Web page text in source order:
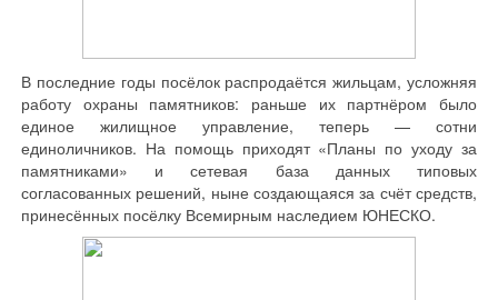
В последние годы посёлок распродаётся жильцам, усложняя
работу охраны памятников: раньше их партнёром было
единое жилищное управление, теперь — сотни
единоличников. На помощь приходят «Планы по уходу за
памятниками» и сетевая база данных типовых
согласованных решений, ныне создающаяся за счёт средств,
принесённых посёлку Всемирным наследием ЮНЕСКО.